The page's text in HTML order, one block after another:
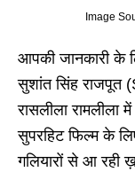
Image
आपकी जानकारी के
सुशांत सिंह राजपूत
रासलीला रामलीला
सुपरहिट फिल्म के
गलियारों से आ रही